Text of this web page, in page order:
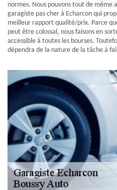
normes. Nous pouvons tout de même
garagiste pas cher à Echarcon qui
meilleur rapport qualité/prix. Parce
peut être colossal, nous faisons en
accessible à toutes les bourses.
dépendra de la nature de la tâche à